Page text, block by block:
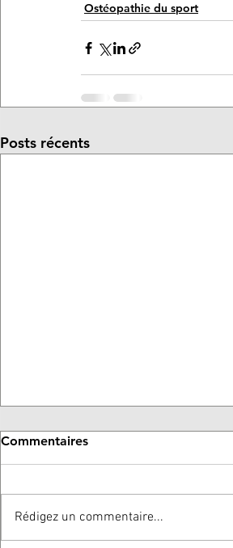
Ostéopathie du sport
Posts récents
Commentaires
Rédigez un commentaire...